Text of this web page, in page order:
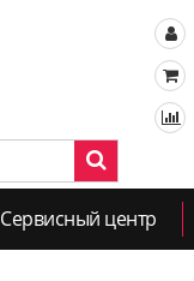
Сервисный центр